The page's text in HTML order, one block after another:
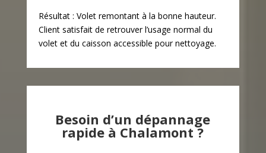
Résultat : Volet remontant à la bonne hauteur.
Client satisfait de retrouver l’usage normal du
volet et du caisson accessible pour nettoyage.
Besoin d’un dépannage
rapide à Chalamont ?